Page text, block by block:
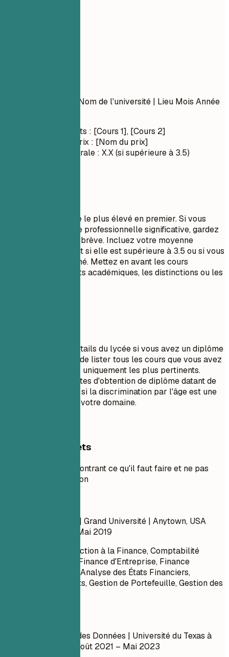
| Nom de l'université | Lieu Mois Année
Cours pertinents : [Cours 1], [Cours 2]
Distinctions/Prix : [Nom du prix]
Moyenne générale : X.X (si supérieure à 3.5)
Listez votre diplôme le plus élevé en premier. Si vous
avez une expérience professionnelle significative, gardez
la section formation brève. Incluez votre moyenne
générale uniquement si elle est supérieure à 3.5 ou si vous
êtes un jeune diplômé. Mettez en avant les cours
pertinents, les projets académiques, les distinctions ou les
N'incluez pas les détails du lycée si vous avez un diplôme
universitaire. Évitez de lister tous les cours que vous avez
suivis ; sélectionnez uniquement les plus pertinents.
N'incluez pas les dates d'obtention de diplôme datant de
plusieurs décennies si la discrimination par l'âge est une
préoccupation dans votre domaine.
Exemples concrets
Exemple pratique montrant ce qu'il faut faire et ne pas
faire pour la formation
Licence en Finance | Grand Université | Anytown, USA
Septembre 2015 – Mai 2019
Cours : Introduction à la Finance, Comptabilité
Intermédiaire, Finance d'Entreprise, Finance
Internationale, Analyse des États Financiers,
Investissements, Gestion de Portefeuille, Gestion des
Master en Science des Données | Université du Texas à
Août 2021 – Mai 2023